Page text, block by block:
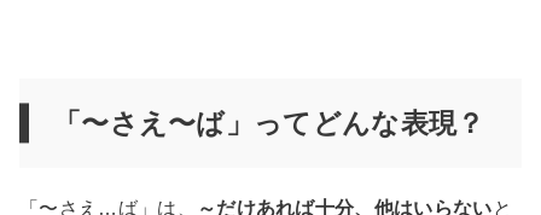
「〜さえ〜ば」ってどんな表現？
「〜さえ…ば」は、 ～だけあれば十分、他はいらないと